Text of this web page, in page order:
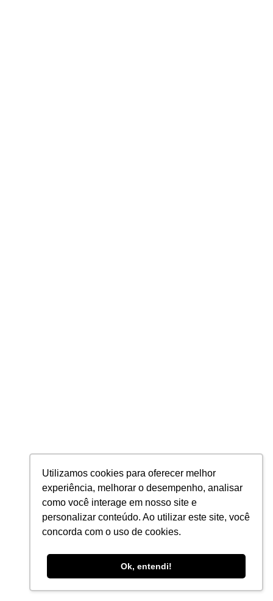
Utilizamos cookies para oferecer melhor
experiência, melhorar o desempenho, analisar
como você interage em nosso site e
personalizar conteúdo. Ao utilizar este site, você
concorda com o uso de cookies.
Ok, entendi!
Rua Alberto Feitosa Lima, 91, 60810-018
Rua Rita de Cássia, 363, Gruta de Lurdes, 57050-000